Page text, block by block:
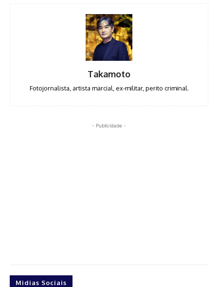
Takamoto
Fotojornalista, artista marcial, ex-militar, perito criminal.
- Publicidade -
Midias Sociais